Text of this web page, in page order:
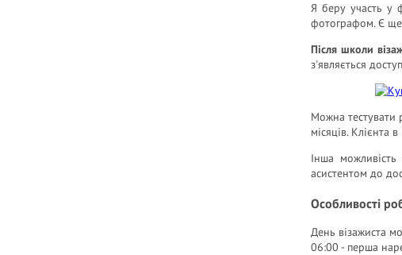
Я беру участь у
фотографом. Є ще
Після школи
з'являється
Можна тестувати
місяців. Клієнта
Інша
асистентом до
Особливості
День візажиста
06:00 - перша